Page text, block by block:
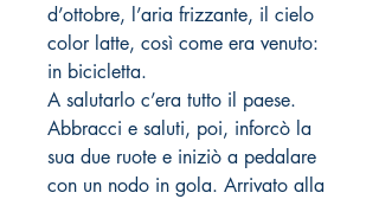
d’ottobre, l’aria frizzante, il cielo
color latte, così come era venuto:
in bicicletta.
A salutarlo c’era tutto il paese.
Abbracci e saluti, poi, inforcò la
sua due ruote e iniziò a pedalare
con un nodo in gola. Arrivato alla